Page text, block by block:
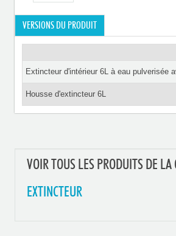
VERSIONS DU PRODUIT
Extincteur d'intérieur 6L à eau pulverisée
Housse d'extincteur 6L
VOIR TOUS LES PRODUITS DE LA
EXTINCTEUR